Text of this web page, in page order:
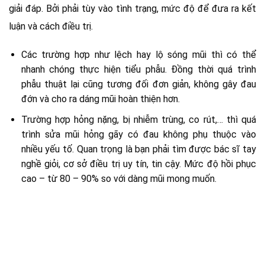
giải đáp. Bởi phải tùy vào tình trạng, mức độ để đưa ra kết
luận và cách điều trị.
Các trường hợp như lệch hay lộ sóng mũi thì có thể
nhanh chóng thực hiện tiểu phẫu. Đồng thời quá trình
phẫu thuật lại cũng tương đối đơn giản, không gây đau
đớn và cho ra dáng mũi hoàn thiện hơn.
Trường hợp hỏng nặng, bị nhiễm trùng, co rút,… thì quá
trình sửa mũi hỏng gãy có đau không phụ thuộc vào
nhiều yếu tố. Quan trọng là bạn phải tìm được bác sĩ tay
nghề giỏi, cơ sở điều trị uy tín, tin cậy. Mức độ hồi phục
cao – từ 80 – 90% so với dàng mũi mong muốn.